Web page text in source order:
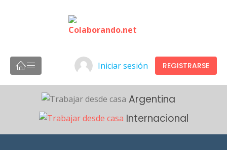
Iniciar sesión REGISTRARSE
Argentina
Internacional